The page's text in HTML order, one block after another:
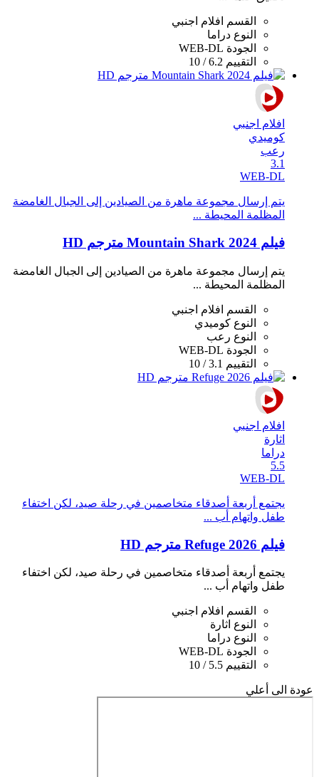
القسم افلام اجنبي
النوع دراما
الجودة WEB-DL
التقييم 6.2 / 10
افلام اجنبي
كوميدي
رعب
3.1
WEB-DL
يتم إرسال مجموعة ماهرة من الصيادين إلى الجبال الغامضة
المظلمة المحيطة ...
فيلم Mountain Shark 2024 مترجم HD
يتم إرسال مجموعة ماهرة من الصيادين إلى الجبال الغامضة
المظلمة المحيطة ...
القسم
افلام اجنبي
النوع كوميدي
النوع رعب
الجودة WEB-DL
التقييم 3.1 / 10
افلام اجنبي
اثارة
دراما
5.5
WEB-DL
يجتمع أربعة أصدقاء متخاصمين في رحلة صيد، لكن اختفاء
طفل واتهام أب ...
فيلم Refuge 2026 مترجم HD
يجتمع أربعة أصدقاء متخاصمين في رحلة صيد، لكن اختفاء
طفل واتهام أب ...
القسم
افلام اجنبي
النوع اثارة
النوع دراما
الجودة WEB-DL
التقييم 5.5 / 10
عودة الى أعلي